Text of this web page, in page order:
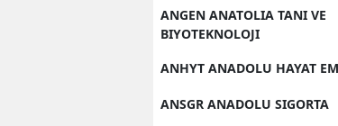
ANGEN ANATOLIA TANI VE
BIYOTEKNOLOJI
ANHYT ANADOLU HAYAT
ANSGR ANADOLU SIGORTA